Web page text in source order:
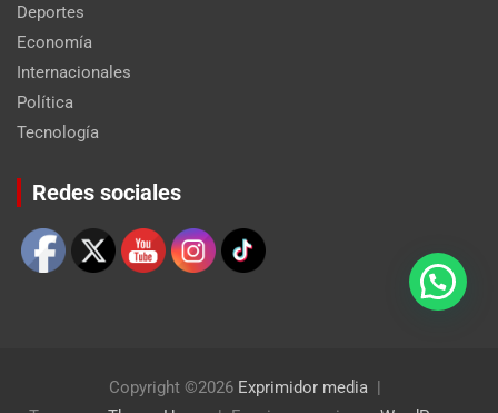
Deportes
Economía
Internacionales
Política
Tecnología
Redes sociales
Copyright ©2026 Exprimidor media